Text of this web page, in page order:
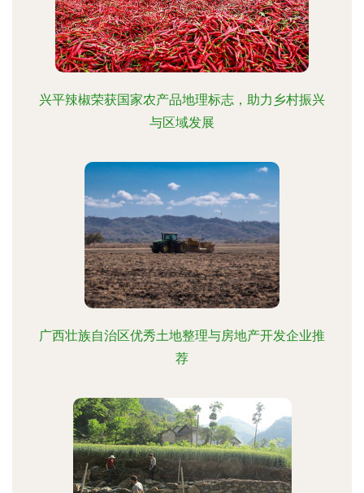
兴平辣椒荣获国家农产品地理标志，助力乡村振兴
与区域发展
广西壮族自治区优秀土地整理与房地产开发企业推
荐